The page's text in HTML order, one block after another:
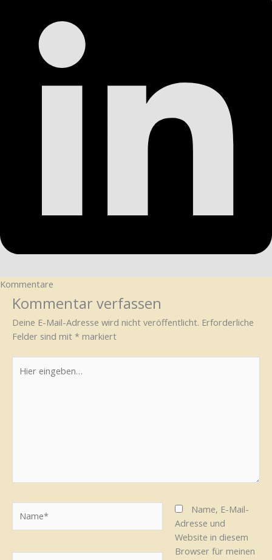
Kommentare
Kommentar verfassen
Deine E-Mail-Adresse wird nicht veröffentlicht. Erforderliche
Felder sind mit * markiert
eingeben…
Name, E-Mail-
Adresse und
Website in diesem
Browser für meinen